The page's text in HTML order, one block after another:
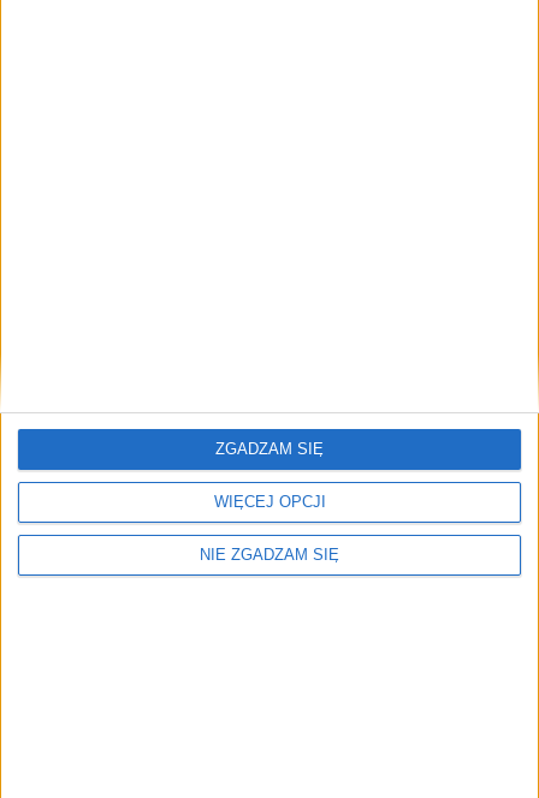
WIĘCEJ OPCJI
NIE ZGADZAM SIĘ
ZGADZAM SIĘ
Brak artykułów z tym tagiem.
🔥
Najczęściej czytane
1)